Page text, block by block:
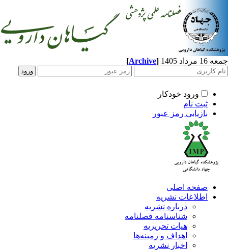
1405
[Archive]
ورود خودکار
ثبت نام
بازیابی رمز عبور
صفحه اصلی
اطلاعات نشریه
درباره نشریه
شناسنامه فصلنامه
هیات تحریریه
اهداف و زمینه‌ها
اخبار نشریه